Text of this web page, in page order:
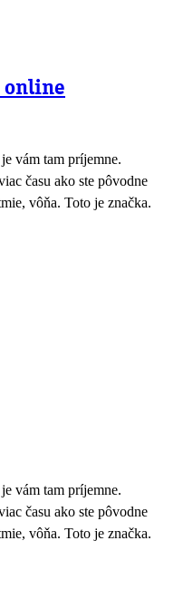
online
vám tam príjemne.
času ako ste pôvodne
vôňa. Toto je značka.
vám tam príjemne.
času ako ste pôvodne
vôňa. Toto je značka.